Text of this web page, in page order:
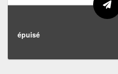
épuisé